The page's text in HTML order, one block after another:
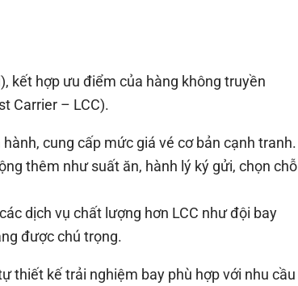
kết hợp ưu điểm của hàng không truyền
Carrier – LCC).
cung cấp mức giá vé cơ bản cạnh tranh.
thêm như suất ăn, hành lý ký gửi, chọn chỗ
dịch vụ chất lượng hơn LCC như đội bay
được chú trọng.
thiết kế trải nghiệm bay phù hợp với nhu cầu